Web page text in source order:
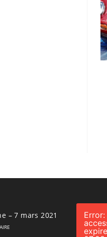
– 7 mars 2021